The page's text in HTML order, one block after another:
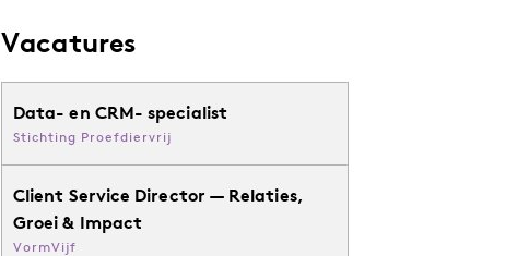
Vacatures
Data- en CRM- specialist
Stichting Proefdiervrij
Client Service Director — Relaties,
Groei & Impact
VormVijf